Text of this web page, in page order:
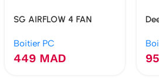
SG AIRFLOW 4 FAN
Boitier PC
449 MAD